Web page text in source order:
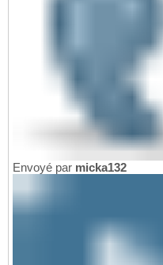
Envoyé par micka132